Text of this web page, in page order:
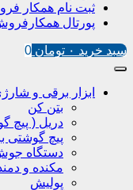
ثبت نام همکار
پورتال
سبد خرید ۰ تومان 0
ابزار برقی و
بتن کن
دریل ( پیچ
پیچ گوشتی
دستگاه جوش
مکنده و
پولیش